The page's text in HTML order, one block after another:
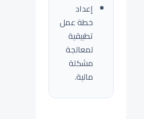
إعداد
خطة عمل
تطبيقية
لمعالجة
مشكلة
مالية.